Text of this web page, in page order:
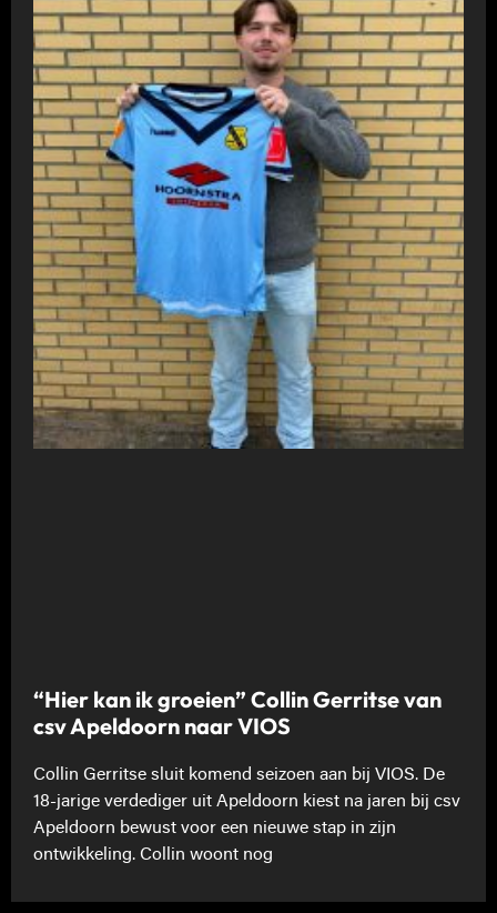
“Hier kan ik groeien” Collin Gerritse van
csv Apeldoorn naar VIOS
Collin Gerritse sluit komend seizoen aan bij VIOS. De
18-jarige verdediger uit Apeldoorn kiest na jaren bij csv
Apeldoorn bewust voor een nieuwe stap in zijn
ontwikkeling. Collin woont nog